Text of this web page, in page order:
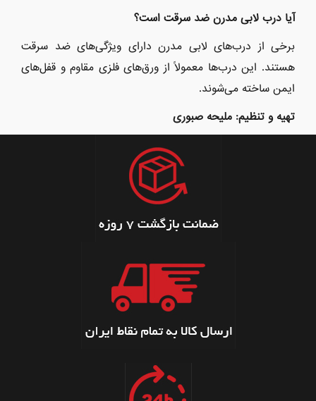
آیا درب لابی مدرن ضد سرقت است؟
برخی از درب‌های لابی مدرن دارای ویژگی‌های ضد سرقت
هستند. این درب‌ها معمولاً از ورق‌های فلزی مقاوم و قفل‌های
ایمن ساخته می‌شوند.
تهیه و تنظیم: ملیحه صبوری